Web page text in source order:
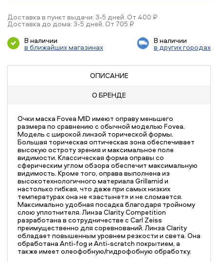
Доставка в пункт выдачи: 3-5 дней. От 400 ₽
Доставка до дома: 3-5 дней. От 705 ₽
В наличии
в ближайших магазинах
В наличии
в других городах
ОПИСАНИЕ
О БРЕНДЕ
Очки маска Fovea MID имеют оправу меньшего
размера по сравнению с обычной моделью Fovea.
Модель с широкой линзой торической формы.
Большая торическая оптическая зона обеспечивает
высокую остроту зрения и максимальное поле
видимости. Классическая форма оправы со
сферическим углом обзора обеспечит максимальную
видимость. Кроме того, оправа выполнена из
высокотехнологичного материала Grillamid и
настолько гибкая, что даже при самых низких
температурах она не «застынет» и не сломается.
Максимально удобная посадка благодаря тройному
слою уплотнителя. Линза Clarity Competition
разработана в сотрудничестве с Carl Zeiss
преимущественно для соревнований. Линза Clarity
обладает повышенным уровнем резкости и света. Она
обработана Anti-fog и Anti-scratch покрытием, а
также имеет олеофобную/гидрофобную обработку.